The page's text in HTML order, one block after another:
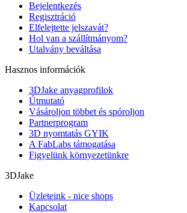
Bejelentkezés
Regisztráció
Elfelejtette jelszavát?
Hol van a szállítmányom?
Utalvány beváltása
Hasznos információk
3DJake anyagprofilok
Útmutató
Vásároljon többet és spóroljon
Partnerprogram
3D nyomtatás GYIK
A FabLabs támogatása
Figyelünk környezetünkre
3DJake
Üzleteink - nice shops
Kapcsolat